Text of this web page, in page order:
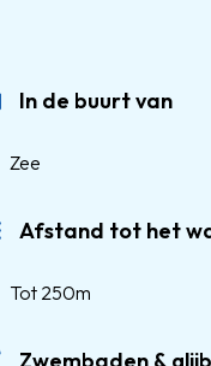
In de buurt van
Zee
Afstand tot het
Tot 250m